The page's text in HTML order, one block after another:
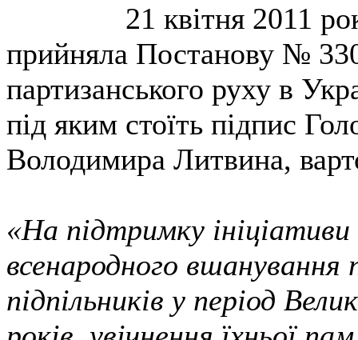
21 квітня 2011
прийняла Постанову №
партизанського руху в
під яким стоїть підпис
Володимира Литвина,
«На підтримку
всенародного вшанування
підпільників у період